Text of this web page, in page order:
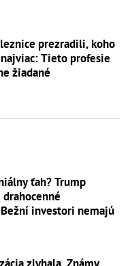
prezradili, koho
Tieto profesie
žiadané
ťah? Trump
investori nemajú